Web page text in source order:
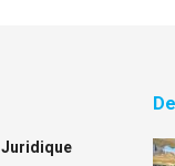
Juridique